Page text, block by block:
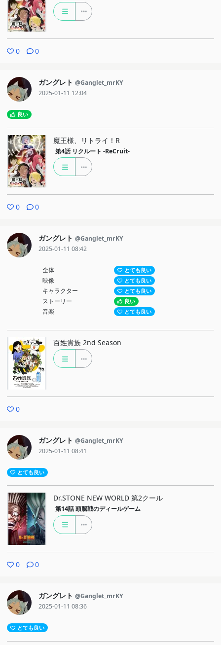
0 0
ガングレト @Ganglet_mrKY
2025-01-11 12:04
良い
魔王様、リトライ！R
第4話 リクルート -ReCruit-
0 0
ガングレト @Ganglet_mrKY
2025-01-11 08:42
全体 とても良い
映像 とても良い
キャラクター とても良い
ストーリー 良い
音楽 とても良い
百姓貴族 2nd Season
0
ガングレト @Ganglet_mrKY
2025-01-11 08:41
とても良い
Dr.STONE NEW WORLD 第2クール
第14話 頭脳戦のディールゲーム
0 0
ガングレト @Ganglet_mrKY
2025-01-11 08:36
とても良い